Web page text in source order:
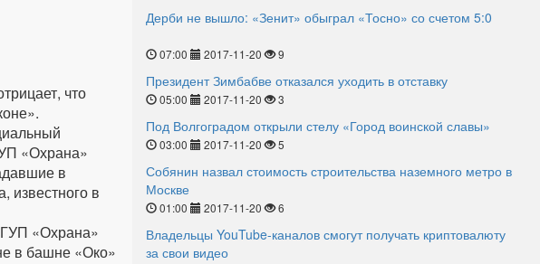
что
«Охрана»
в
известного в
«Охрана»
в башне «Око»
Дерби не вышло: «Зенит» обыграл «Тосно» со счетом 5:0
07:00 2017-11-20 9
Президент Зимбабве отказался уходить в отставку
05:00 2017-11-20 3
Под Волгоградом открыли стелу «Город воинской славы»
03:00 2017-11-20 5
Собянин назвал стоимость строительства наземного метро в
Москве
01:00 2017-11-20 6
Владельцы YouTube-каналов смогут получать криптовалюту
за свои видео